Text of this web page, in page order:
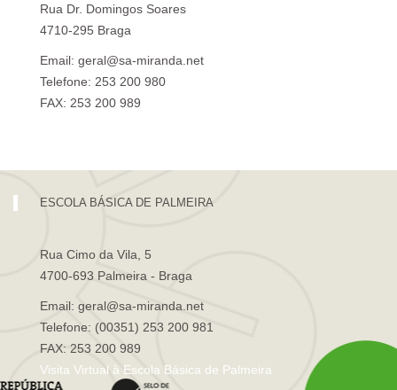
Rua Dr. Domingos Soares
4710-295 Braga
Email: geral@sa-miranda.net
Telefone: 253 200 980
FAX: 253 200 989
ESCOLA BÁSICA DE PALMEIRA
Rua Cimo da Vila, 5
4700-693 Palmeira - Braga
Email: geral@sa-miranda.net
Telefone: (00351) 253 200 981
FAX: 253 200 989
Visita Virtual à Escola Básica de Palmeira